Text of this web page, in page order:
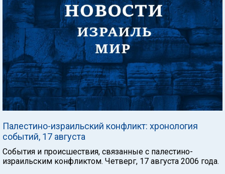
Палестино-израильский конфликт: хронология
событий, 17 августа
События и происшествия, связанные с палестино-
израильским конфликтом. Четверг, 17 августа 2006 года.